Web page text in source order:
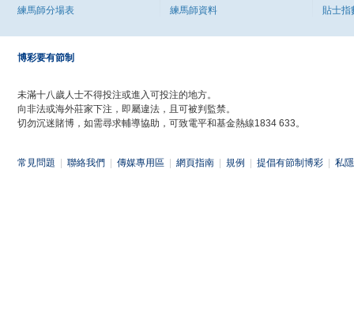
練馬師分場表
練馬師資料
貼士指
博彩要有節制
未滿十八歲人士不得投注或進入可投注的地方。
向非法或海外莊家下注，即屬違法，且可被判監禁。
切勿沉迷賭博，如需尋求輔導協助，可致電平和基金熱線1834 633。
常見問題 聯絡我們 傳媒專用區 網頁指南 規例 提倡有節制博彩 私